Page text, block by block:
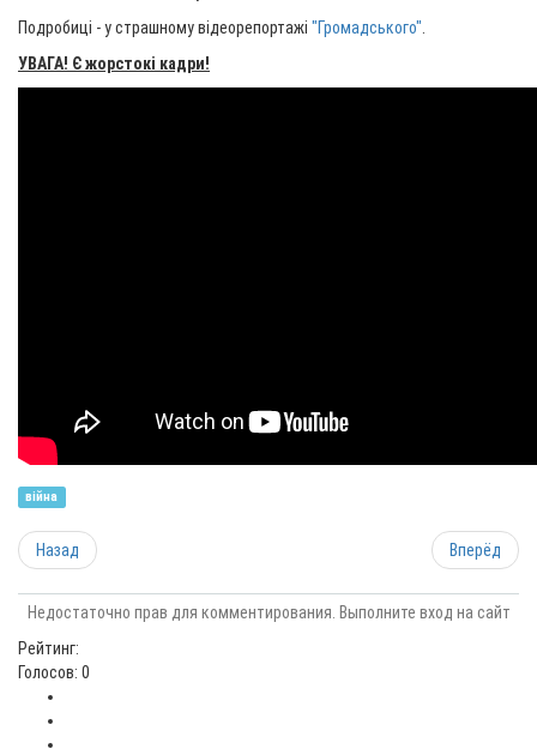
Подробиці - у страшному відеорепортажі "Громадського"
УВАГА! Є жорстокі кадри!
війна
Назад Вперёд
Недостаточно прав для комментирования. Выполните вход на сайт
Рейтинг:
Голосов: 0